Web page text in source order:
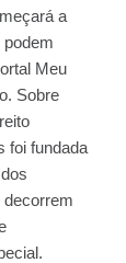
a
podem
Meu
Sobre
foi fundada
decorrem